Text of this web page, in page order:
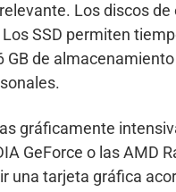
Los discos
SSD permiten
de
gráficamente
GeForce o las AMD
una tarjeta gráfica